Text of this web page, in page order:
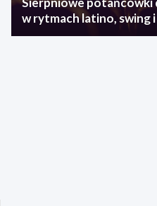
w rytmach latino, swing